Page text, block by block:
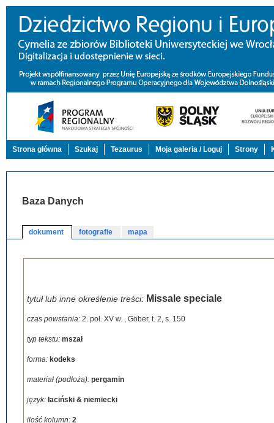
Strona główna Szukaj Tezaurus Moja galeria / Loguj Strony
Baza Danych
dokument fotografie mapa
tytuł lub inne określenie treści: Missale speciale
czas powstania: 2. poł. XV w. , Göber, t. 2, s. 150
typ tekstu: mszał
forma: kodeks
materiał (podłoża): pergamin
język: łaciński & niemiecki
ilość kolumn: 2